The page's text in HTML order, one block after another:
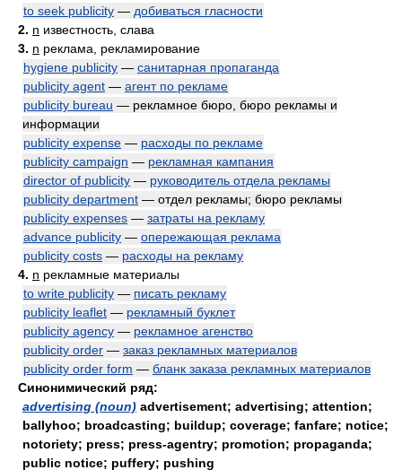
to seek publicity — добиваться гласности
2. n известность, слава
3. n реклама, рекламирование
hygiene publicity — санитарная пропаганда
publicity agent — агент по рекламе
publicity bureau — рекламное бюро, бюро рекламы и
информации
publicity expense — расходы по рекламе
publicity campaign — рекламная кампания
director of publicity — руководитель отдела рекламы
publicity department — отдел рекламы; бюро рекламы
publicity expenses — затраты на рекламу
advance publicity — опережающая реклама
publicity costs — расходы на рекламу
4. n рекламные материалы
to write publicity — писать рекламу
publicity leaflet — рекламный буклет
publicity agency — рекламное агенство
publicity order — заказ рекламных материалов
publicity order form — бланк заказа рекламных материалов
Синонимический ряд:
advertising (noun) advertisement; advertising; attention;
ballyhoo; broadcasting; buildup; coverage; fanfare; notice;
notoriety; press; press-agentry; promotion; propaganda;
public notice; puffery; pushing